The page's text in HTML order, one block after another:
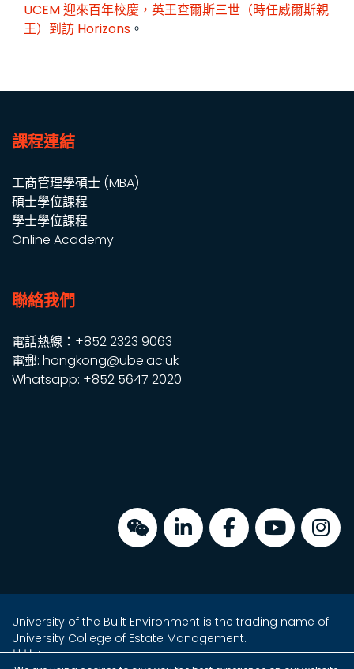
UCEM 迎來百年校慶，英王查爾斯三世（時任威爾斯親
王）到訪 Horizons 。
課程連結
工商管理學碩士 (MBA)
碩士學位課程
學士學位課程
Online Academy
聯絡我們
電話熱線：+852 2323 9063
電郵: hongkong@ube.ac.uk
Whatsapp: +852 5647 2020
University of the Built Environment is the trading name of
University College of Estate Management.
地址：